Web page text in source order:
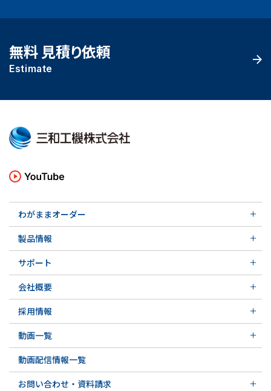
無料 見積り依頼
Estimate
わがままオーダー
実例ご紹介
その他の導入事例
軸受け付きシールユニット
実例ご紹介
製品情報
特殊用途用メカニカルシール
メカニカルシールの不思議
サポート
実例ご紹介
会社概要
会社沿革
関連会社
採用情報
先輩の声
募集要項&FAQ
動画一覧
初級講座
専門用語の解説
動画配信情報一覧
お問い合わせ・資料請求